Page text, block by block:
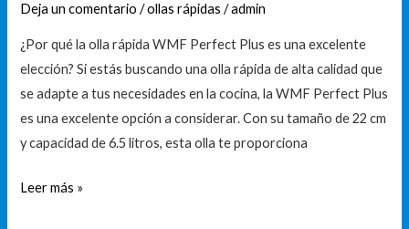
Deja un comentario /ollas rápidas /admin
¿Por qué la olla rápida WMF Perfect Plus es una excelente
elección? Si estás buscando una olla rápida de alta calidad que
se adapte a tus necesidades en la cocina, la WMF Perfect Plus
es una excelente opción a considerar. Con su tamaño de 22 cm
y capacidad de 6.5 litros, esta olla te proporciona
Leer más »